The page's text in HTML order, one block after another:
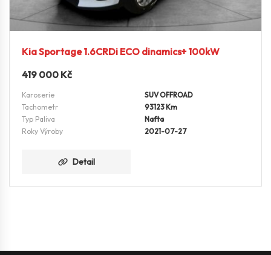
Kia Sportage 1.6CRDi ECO dinamics+ 100kW
419 000 Kč
Karoserie
SUV OFFROAD
Tachometr
93123 Km
Typ Paliva
Nafta
Roky Výroby
2021-07-27
Detail